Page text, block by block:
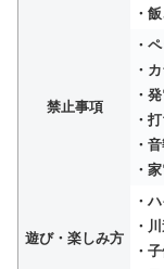
・
禁止事項
・
・
・
・
・
・
遊び・楽しみ方
・
・
・